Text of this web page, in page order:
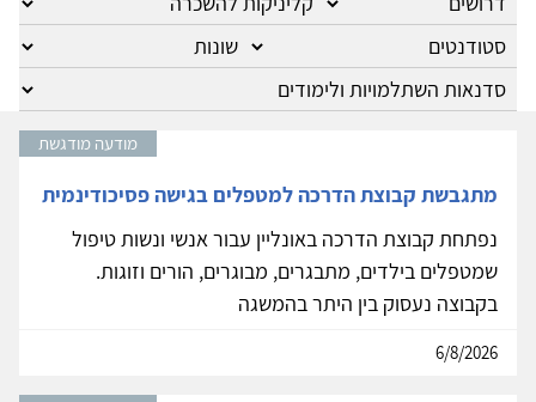
מודעה מודגשת
מתגבשת קבוצת הדרכה למטפלים בגישה פסיכודינמית
נפתחת קבוצת הדרכה באונליין עבור אנשי ונשות טיפול
שמטפלים בילדים, מתבגרים, מבוגרים, הורים וזוגות.
בקבוצה נעסוק בין היתר בהמשגה
6/8/2026